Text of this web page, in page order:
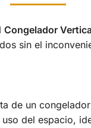
Congelador
sin el
de un
del espacio,